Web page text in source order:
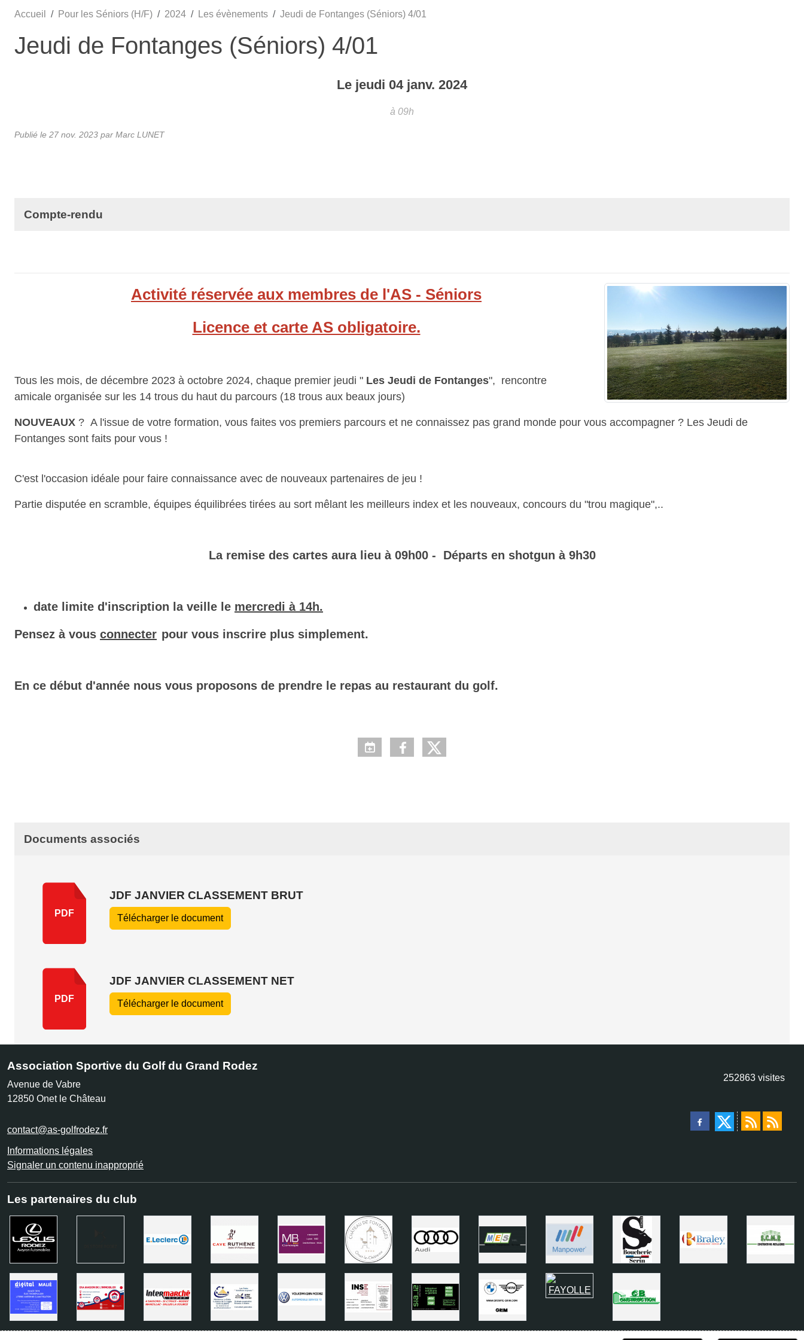
Accueil Pour les Séniors (H/F) 2024 Les évènements Jeudi de Fontanges (Séniors) 4/01
Jeudi de Fontanges (Séniors) 4/01
Le jeudi 04 janv. 2024
à 09h
Publié le 27 nov. 2023 par Marc LUNET
Compte-rendu
Activité réservée aux membres de l'AS - Séniors
Licence et carte AS obligatoire.
Tous les mois, de décembre 2023 à octobre 2024, chaque premier jeudi " Les Jeudi de Fontanges", rencontre
amicale organisée sur les 14 trous du haut du parcours (18 trous aux beaux jours)
NOUVEAUX ? A l'issue de votre formation, vous faites vos premiers parcours et ne connaissez pas grand monde pour vous accompagner ? Les Jeudi de
Fontanges sont faits pour vous !
C'est l'occasion idéale pour faire connaissance avec de nouveaux partenaires de jeu !
Partie disputée en scramble, équipes équilibrées tirées au sort mêlant les meilleurs index et les nouveaux, concours du "trou magique",..
La remise des cartes aura lieu à 09h00 - Départs en shotgun à 9h30
date limite d'inscription la veille le mercredi à 14h.
Pensez à vous connecter pour vous inscrire plus simplement.
En ce début d'année nous vous proposons de prendre le repas au restaurant du golf.
Documents associés
PDF
JDF JANVIER CLASSEMENT BRUT
Télécharger le document
PDF
JDF JANVIER CLASSEMENT NET
Télécharger le document
Association Sportive du Golf du Grand Rodez
Avenue de Vabre
12850 Onet le Château
contact@as-golfrodez.fr
Informations légales
Signaler un contenu inapproprié
252863 visites
Les partenaires du club